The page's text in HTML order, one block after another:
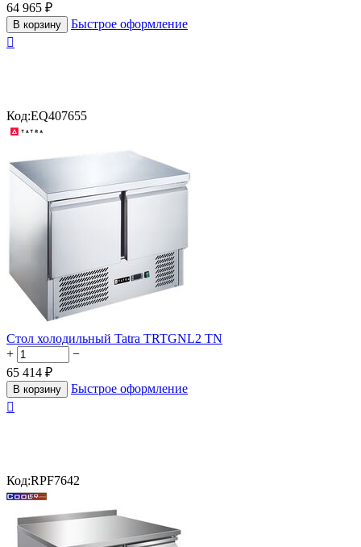
64 965 ₽
В корзину
Быстрое оформление

Код:EQ407655
Стол холодильный Tatra TRTGNL2 TN
+
−
65 414 ₽
В корзину
Быстрое оформление

Код:RPF7642